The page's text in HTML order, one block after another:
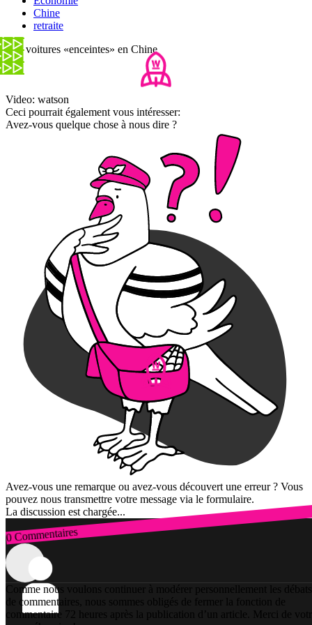
Chine
retraite
Des voitures «enceintes» en Chine
Video: watson
Ceci pourrait également vous intéresser:
Avez-vous quelque chose à nous dire ?
Avez-vous une remarque ou avez-vous découvert une erreur ? Vous
pouvez nous transmettre votre message via le formulaire.
La discussion est chargée...
0 Commentaires
Connexion
Comme nous voulons continuer à modérer personnellement les débats
de commentaires, nous sommes obligés de fermer la fonction de
commentaire 72 heures après la publication d’un article. Merci de